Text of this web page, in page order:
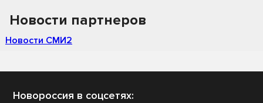
Новости партнеров
Новости СМИ2
Новороссия в соцсетях: